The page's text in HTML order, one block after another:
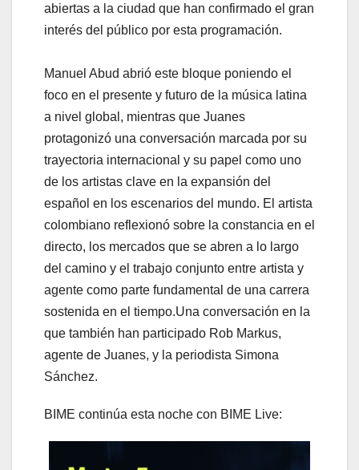
abiertas a la ciudad que han confirmado el gran
interés del público por esta programación.
Manuel Abud abrió este bloque poniendo el
foco en el presente y futuro de la música latina
a nivel global, mientras que Juanes
protagonizó una conversación marcada por su
trayectoria internacional y su papel como uno
de los artistas clave en la expansión del
español en los escenarios del mundo. El artista
colombiano reflexionó sobre la constancia en el
directo, los mercados que se abren a lo largo
del camino y el trabajo conjunto entre artista y
agente como parte fundamental de una carrera
sostenida en el tiempo.Una conversación en la
que también han participado Rob Markus,
agente de Juanes, y la periodista Simona
Sánchez.
BIME continúa esta noche con BIME Live: